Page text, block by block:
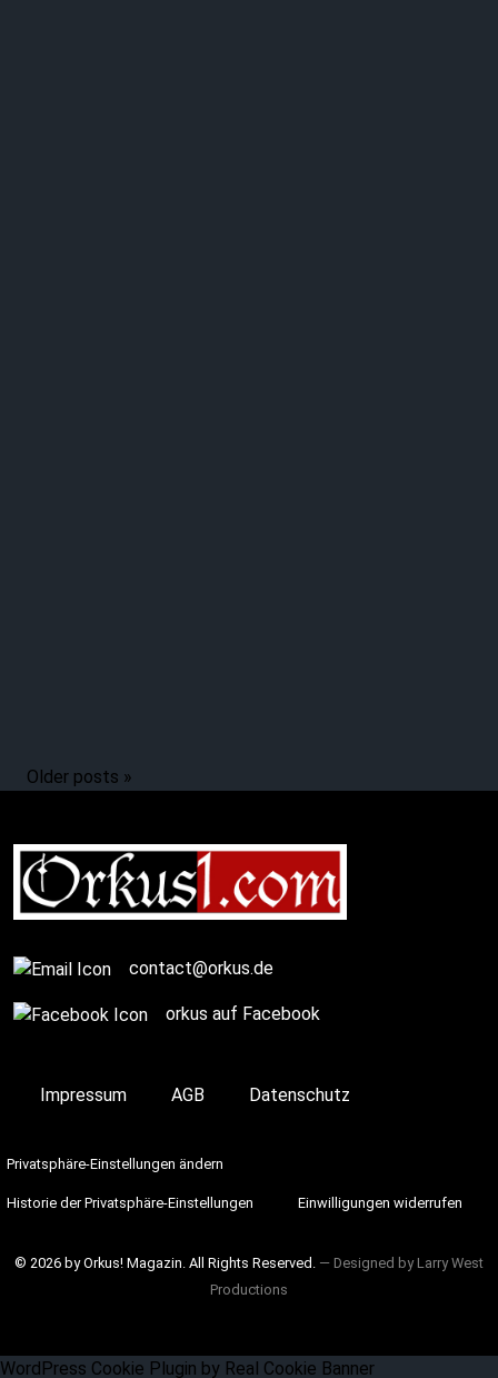
Older posts »
contact@orkus.de
orkus auf Facebook
Impressum AGB Datenschutz
Privatsphäre-Einstellungen ändern
Historie der Privatsphäre-Einstellungen Einwilligungen widerrufen
© 2026 by Orkus! Magazin. All Rights Reserved. ― Designed by Larry West
Productions
WordPress Cookie Plugin by Real Cookie Banner